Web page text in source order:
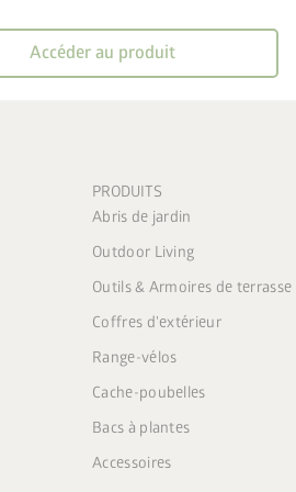
Accéder au produit
PRODUITS
Abris de jardin
Outdoor Living
Outils & Armoires de terrasse
Coffres d'extérieur
Range-vélos
Cache-poubelles
Bacs à plantes
Accessoires